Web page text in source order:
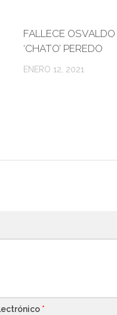
FALLECE OSVALDO
‘CHATO’ PEREDO
ENERO 12, 2021
*